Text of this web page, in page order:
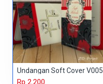
Undangan Soft Cover V005
Rp 2.200